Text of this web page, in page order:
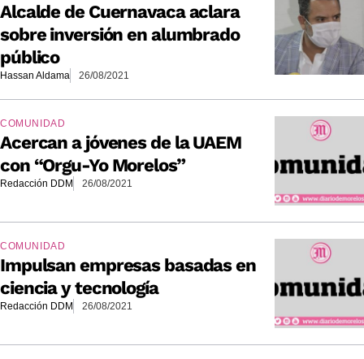
Alcalde de Cuernavaca aclara
sobre inversión en alumbrado
público
Hassan Aldama 26/08/2021
COMUNIDAD
Acercan a jóvenes de la UAEM
con “Orgu-Yo Morelos”
Redacción DDM 26/08/2021
COMUNIDAD
Impulsan empresas basadas en
ciencia y tecnología
Redacción DDM 26/08/2021